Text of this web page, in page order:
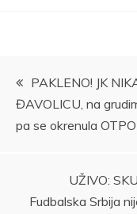
Kretanje
članka
PAKLENO! JK
ĐAVOLICU, na
pa se okrenula
UŽIVO:
Fudbalska Srbija